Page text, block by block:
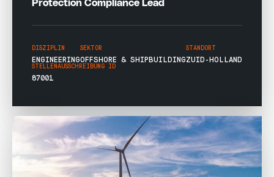
Protection Compliance Lead
DISZIPLIN
ENGINEERING
SEKTOR
OFFSHORE & SHIPBUILDING
STANDORT
ZUID-HOLLAND
STELLENAUSSCHREIBUNG ID
87001